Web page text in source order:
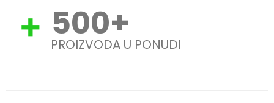
500+
PROIZVODA U PONUDI